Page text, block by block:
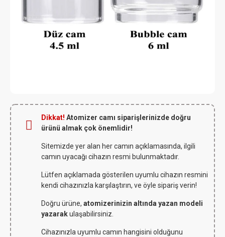
Dikkat! Atomizer camı siparişlerinizde doğru
ürünü almak çok önemlidir!
Sitemizde yer alan her camın açıklamasında, ilgili
camın uyacağı cihazın resmi bulunmaktadır.
Lütfen açıklamada gösterilen uyumlu cihazın resmini
kendi cihazınızla karşılaştırın, ve öyle sipariş verin!
Doğru ürüne, atomizerinizin altında yazan modeli
yazarakulaşabilirsiniz.
Cihazınızla uyumlu camın hangisini olduğunu